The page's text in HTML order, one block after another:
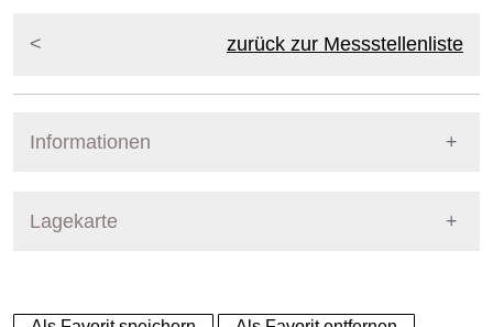
zurück zur Messstellenliste
Informationen
Lagekarte